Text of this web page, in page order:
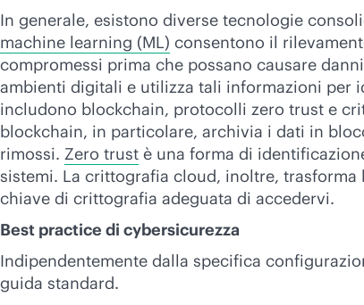
In generale, esistono diverse tecnologie
machine learning (ML) consentono il
compromessi prima che possano causare
ambienti digitali e utilizza tali informazioni per
includono blockchain, protocolli zero trust e
blockchain, in particolare, archivia i dati in
rimossi. Zero trust è una forma di
sistemi. La crittografia cloud, inoltre,
chiave di crittografia adeguata di accedervi.
Best practice di cybersicurezza
Indipendentemente dalla specifica
guida standard.